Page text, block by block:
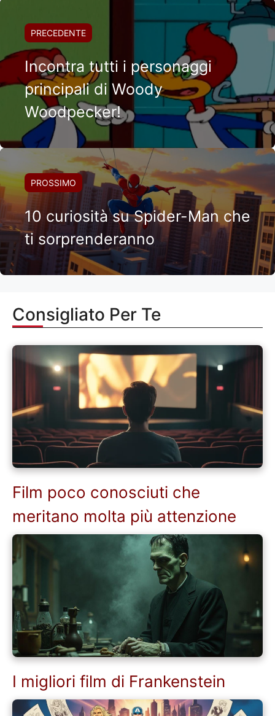
PRECEDENTE
Incontra tutti i personaggi
principali di Woody
Woodpecker!
PROSSIMO
10 curiosità su Spider-Man che
ti sorprenderanno
Consigliato Per Te
Film poco conosciuti che
meritano molta più attenzione
I migliori film di Frankenstein